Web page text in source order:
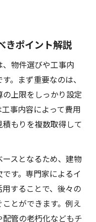
きポイント解説
物件選びや工事内
。まず重要なのは、
上限をしっかり設定
事内容によって費用
もりを複数取得して
スとなるため、建物
す。専門家によるイ
することで、後々の
とができます。例え
管の老朽化などもチ